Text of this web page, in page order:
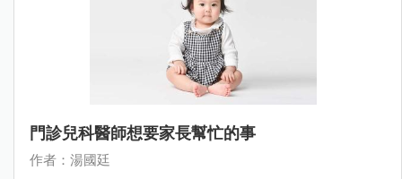
門診兒科醫師想要家長幫忙的事
作者：湯國廷